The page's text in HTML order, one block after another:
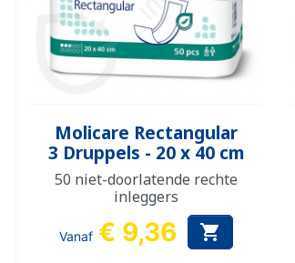
Molicare Rectangular
3 Druppels - 20 x 40 cm
50 niet-doorlatende rechte
inleggers
Vanaf € 9,36 